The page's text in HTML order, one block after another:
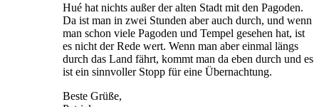
Hué hat nichts außer der alten Stadt mit den Pagoden.
Da ist man in zwei Stunden aber auch durch, und wenn
man schon viele Pagoden und Tempel gesehen hat, ist
es nicht der Rede wert. Wenn man aber einmal längs
durch das Land fährt, kommt man da eben durch und es
ist ein sinnvoller Stopp für eine Übernachtung.
Beste Grüße,